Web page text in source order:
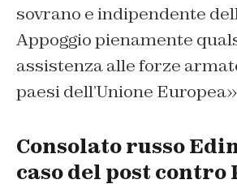
sovrano e indipendente
Appoggio pienamente
assistenza alle forze
paesi dell’Unione
Consolato russo
caso del post contro